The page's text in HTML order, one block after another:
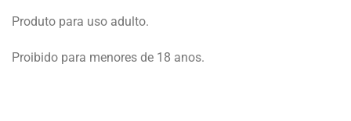
Produto para uso adulto.
Proibido para menores de 18 anos.